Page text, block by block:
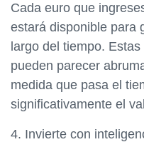
Cada euro que
estará disponible para
largo del tiempo.
pueden parecer
medida que pasa el
significativamente el
4. Invierte con